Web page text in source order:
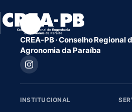
CREA-PB · Conselho Regional
Agronomia da Paraíba
INSTITUCIONAL